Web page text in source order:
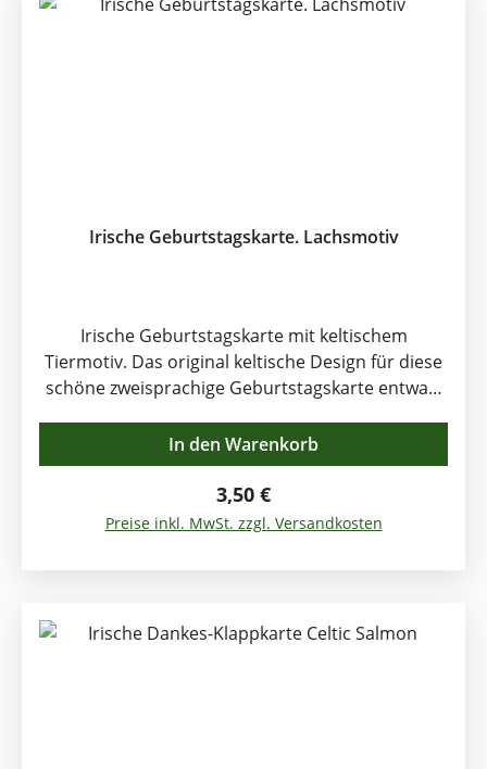
Irische Geburtstagskarte. Lachsmotiv
Irische Geburtstagskarte mit keltischem
Tiermotiv. Das original keltische Design für diese
schöne zweisprachige Geburtstagskarte entwarf
Arbuckle. Book of Kells und Book of Dorrow
dienten als Quelle der Inspiration für die
Künstlerin beim Entwurf dieser kleinen
Kunstwerke. Irische Geburtstagsgrüße in zwei
Regulärer Preis:
3,50 €
Preise inkl. MwSt. zzgl. Versandkosten
In den Warenkorb